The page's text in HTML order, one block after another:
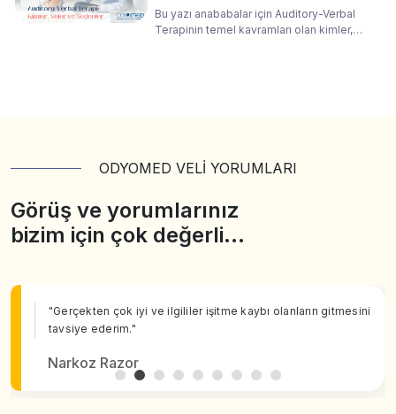
Bu yazı anababalar için Auditory-Verbal
Terapinin temel kavramları olan kimler,
ODYOMED VELİ YORUMLARI
Görüş ve yorumlarınız
bizim için çok değerli…
"Gerçekten çok iyi ve ilgililer işitme kaybı olanların gitmesini
tavsiye ederim."
Narkoz Razor